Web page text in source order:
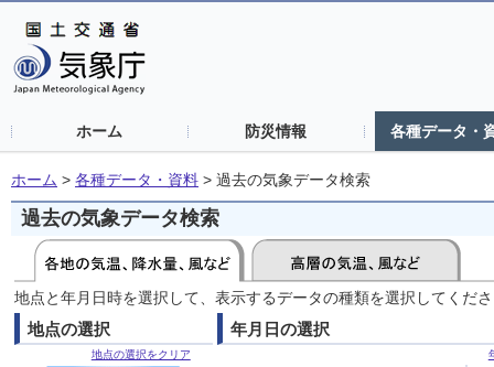
ホーム 防災情報 各種データ・
ホーム > 各種データ・資料 > 過去の気象データ検索
過去の気象データ検索
地点と年月日時を選択して、表示するデータの種類を選択してくだ
地点の選択
地点の選択をクリア
年月日の選択